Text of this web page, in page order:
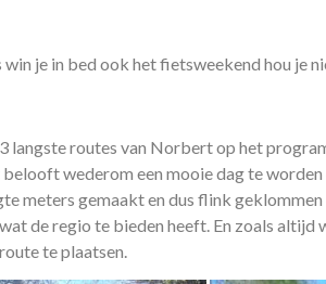
je in bed ook het fietsweekend hou je
langste routes van Norbert op het
wederom een mooie dag te
meters gemaakt en dus flink
de regio te bieden heeft. En zoals
te plaatsen.